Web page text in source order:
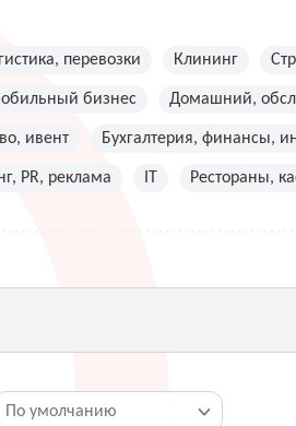
перевозки Клининг
бизнес Домашний,
ивент Бухгалтерия, финансы,
PR, реклама Рестораны,